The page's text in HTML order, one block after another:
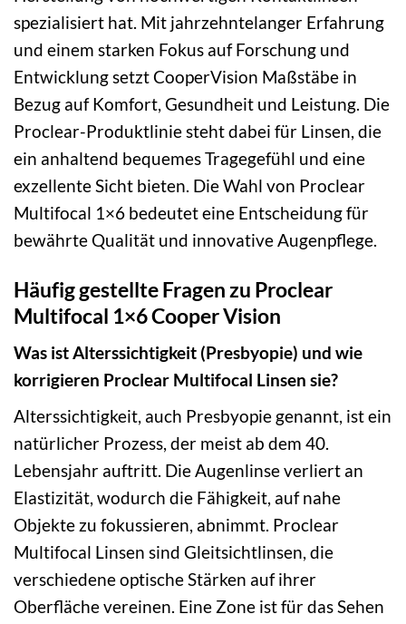
spezialisiert hat. Mit jahrzehntelanger Erfahrung
und einem starken Fokus auf Forschung und
Entwicklung setzt CooperVision Maßstäbe in
Bezug auf Komfort, Gesundheit und Leistung. Die
Proclear-Produktlinie steht dabei für Linsen, die
ein anhaltend bequemes Tragegefühl und eine
exzellente Sicht bieten. Die Wahl von Proclear
Multifocal 1×6 bedeutet eine Entscheidung für
bewährte Qualität und innovative Augenpflege.
Häufig gestellte Fragen zu Proclear
Multifocal 1×6 Cooper Vision
Was ist Alterssichtigkeit (Presbyopie) und wie
korrigieren Proclear Multifocal Linsen sie?
Alterssichtigkeit, auch Presbyopie genannt, ist ein
natürlicher Prozess, der meist ab dem 40.
Lebensjahr auftritt. Die Augenlinse verliert an
Elastizität, wodurch die Fähigkeit, auf nahe
Objekte zu fokussieren, abnimmt. Proclear
Multifocal Linsen sind Gleitsichtlinsen, die
verschiedene optische Stärken auf ihrer
Oberfläche vereinen. Eine Zone ist für das Sehen